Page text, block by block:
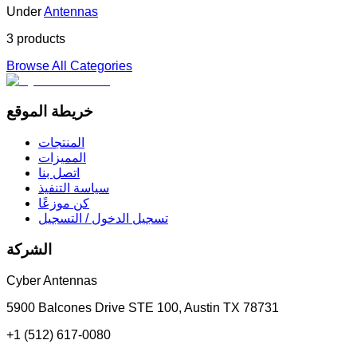
UnderAntennas
3 products
Browse All Categories
خريطة الموقع
المنتجات
المميزات
اتصل بنا
سياسة التنفيذ
كن موزعًا
تسجيل الدخول / التسجيل
الشركة
Cyber Antennas
5900 Balcones Drive STE 100, Austin TX 78731
+1 (512) 617-0080